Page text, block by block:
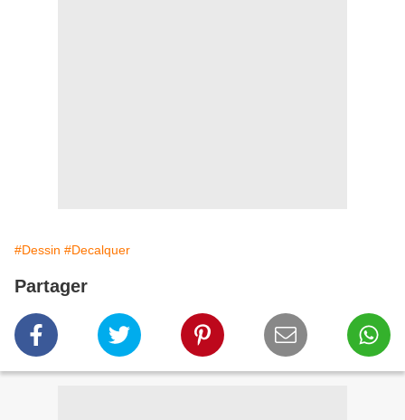
#Dessin #Decalquer
Partager